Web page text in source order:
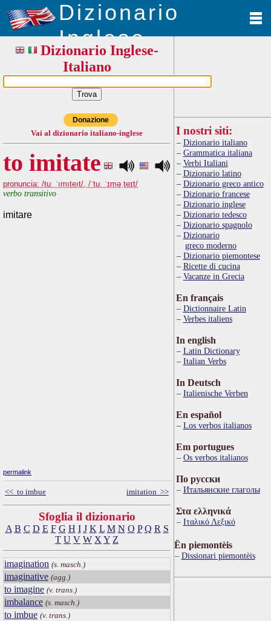
Dizionario
Inglese
Dizionario Inglese-
Italiano
Donazione
Vai al dizionario italiano-inglese
to imitate
pronuncia: /tuː ˈımıteıt/, /ˈtuː ˈɪməˌteɪt/
verbo transitivo
imitare
permalink
<< to imbue imitation >>
Sfoglia il dizionario
A B C D E F G H I J K L M N O P Q R S
T U V W X Y Z
imagination (s. masch.)
imaginative (agg.)
to imagine (v. trans.)
imbalance (s. masch.)
to imbue (v. trans.)
I nostri siti:
Dizionario italiano
Grammatica italiana
Verbi Italiani
Dizionario latino
Dizionario greco antico
Dizionario francese
Dizionario inglese
Dizionario tedesco
Dizionario spagnolo
Dizionario
greco moderno
Dizionario piemontese
Ricette di cucina
Vacanze in Grecia
En français
Dictionnaire Latin
Verbes italiens
In english
Latin Dictionary
Italian Verbs
In Deutsch
Italienische Verben
En español
Los verbos italianos
Em portugues
Os verbos italianos
По русски
Итальянские глаголы
Στα ελληνικά
Ιταλικό Λεξικό
Ën piemontèis
Dissionari piemontèis